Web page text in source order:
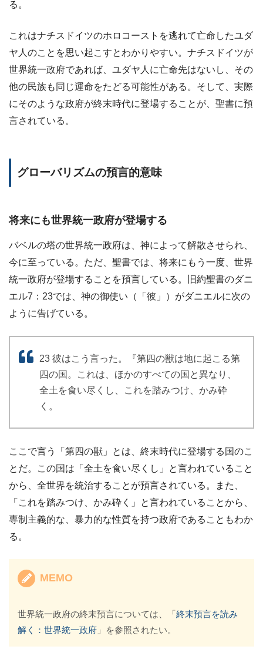
る。
これはナチスドイツのホロコーストを逃れて亡命したユダ
ヤ人のことを思い起こすとわかりやすい。ナチスドイツが
世界統一政府であれば、ユダヤ人に亡命先はないし、その
他の民族も同じ運命をたどる可能性がある。そして、実際
にそのような政府が終末時代に登場することが、聖書に預
言されている。
グローバリズムの預言的意味
将来にも世界統一政府が登場する
バベルの塔の世界統一政府は、神によって解散させられ、
今に至っている。ただ、聖書では、将来にもう一度、世界
統一政府が登場することを預言している。旧約聖書のダニ
エル7：23では、神の御使い（「彼」）がダニエルに次の
ように告げている。
23 彼はこう言った。『第四の獣は地に起こる第
四の国。これは、ほかのすべての国と異なり、
全土を食い尽くし、これを踏みつけ、かみ砕
く。
ここで言う「第四の獣」とは、終末時代に登場する国のこ
とだ。この国は「全土を食い尽くし」と言われていること
から、全世界を統治することが預言されている。また、
「これを踏みつけ、かみ砕く」と言われていることから、
専制主義的な、暴力的な性質を持つ政府であることもわか
る。
MEMO
世界統一政府の終末預言については、「終末預言を読み
解く：世界統一政府 」を参照されたい。